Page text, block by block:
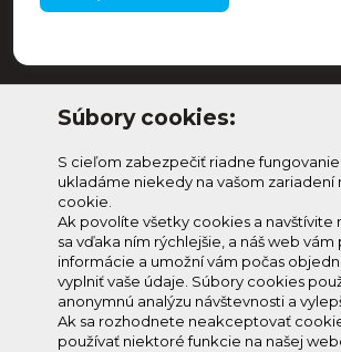
info@knh.sk
Prihlásenie
Zmeniť
nastavenie
cookies
Prihlás
dostávaj
Súbory cookies:
S cieľom zabezpečiť riadne
ukladáme niekedy na vašom zariadení
cookie.
Ak povolíte všetky cookies a navštívite
sa vďaka ním rýchlejšie, a náš web
informácie a umožní vám počas
vyplniť vaše údaje. Súbory cookies
anonymnú analýzu návštevnosti a
Ak sa rozhodnete neakceptovať
používať niektoré funkcie na našej